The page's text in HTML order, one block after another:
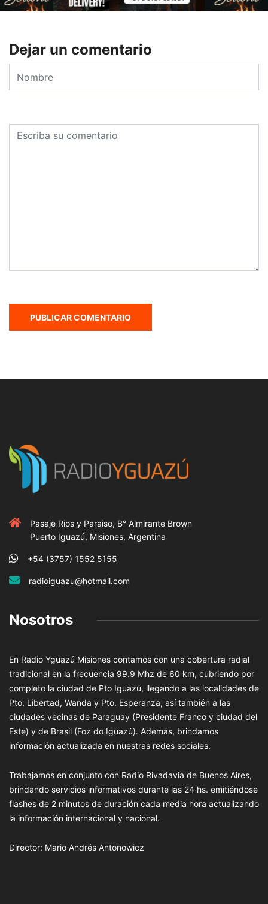
Dejar un comentario
Pasaje Rios y Paraiso, B° Almirante Brown
Puerto Iguazú, Misiones, Argentina
+54 (3757) 1552 5155
radioiguazu@hotmail.com
Nosotros
En Radio Yguazú Misiones contamos con una cobertura radial
tradicional en la frecuencia 99.9 Mhz de 60 km, cubriendo por
completo la ciudad de Pto Iguazú, llegando a las localidades de
Pto. Libertad, Wanda y Pto. Esperanza, así también a las
ciudades vecinas de Paraguay (Presidente Franco y ciudad del
Este) y de Brasil (Foz do Iguazú). Además, brindamos
información actualizada en nuestras redes sociales.
Trabajamos en conjunto con Radio Rivadavia de Buenos Aires,
brindando servicios informativos durante las 24 hs. emitiéndose
flashes de 2 minutos de duración cada media hora actualizando
la información internacional y nacional.
Director: Mario Andrés Antonowicz